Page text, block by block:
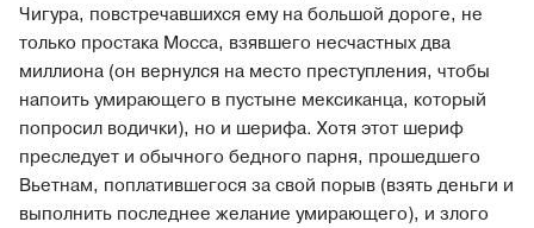
Чигура, повстречавшихся ему на большой дороге, не
только простака Мосса, взявшего несчастных два
миллиона (он вернулся на место преступления, чтобы
напоить умирающего в пустыне мексиканца, который
попросил водички), но и шерифа. Хотя этот шериф
преследует и обычного бедного парня, прошедшего
Вьетнам, поплатившегося за свой порыв (взять деньги и
выполнить последнее желание умирающего), и злого